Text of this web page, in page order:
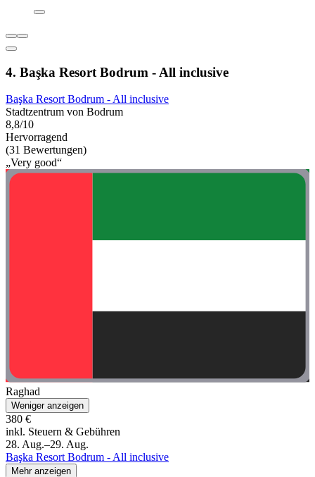
4. Başka Resort Bodrum - All inclusive
Başka Resort Bodrum - All inclusive
Stadtzentrum von Bodrum
8,8/10
Hervorragend
(31 Bewertungen)
„Very good“
Raghad
Weniger anzeigen
380 €
inkl. Steuern & Gebühren
28. Aug.–29. Aug.
Başka Resort Bodrum - All inclusive
Mehr anzeigen